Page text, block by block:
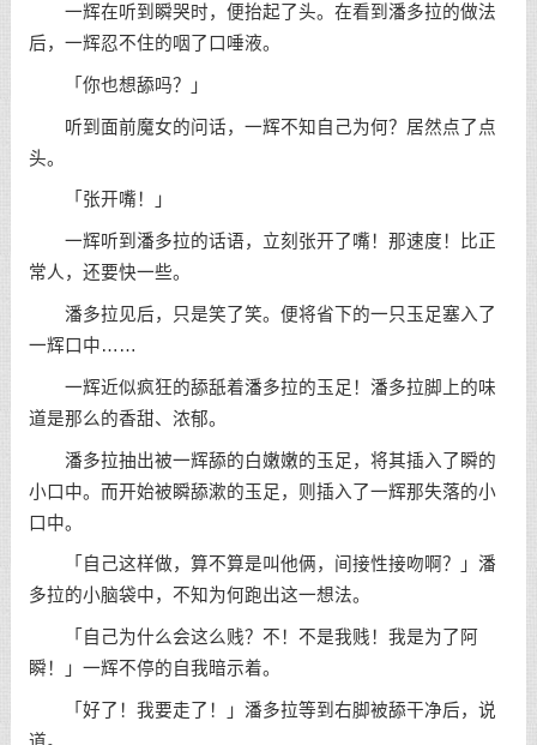
一辉在听到瞬哭时，便抬起了头。在看到潘多拉的做法
后，一辉忍不住的咽了口唾液。
「你也想舔吗？」
听到面前魔女的问话，一辉不知自己为何？居然点了点
头。
「张开嘴！」
一辉听到潘多拉的话语，立刻张开了嘴！那速度！比正
常人，还要快一些。
潘多拉见后，只是笑了笑。便将省下的一只玉足塞入了
一辉口中……
一辉近似疯狂的舔舐着潘多拉的玉足！潘多拉脚上的味
道是那么的香甜、浓郁。
潘多拉抽出被一辉舔的白嫩嫩的玉足，将其插入了瞬的
小口中。而开始被瞬舔漱的玉足，则插入了一辉那失落的小
口中。
「自己这样做，算不算是叫他俩，间接性接吻啊？」潘
多拉的小脑袋中，不知为何跑出这一想法。
「自己为什么会这么贱？不！不是我贱！我是为了阿
瞬！」一辉不停的自我暗示着。
「好了！我要走了！」潘多拉等到右脚被舔干净后，说